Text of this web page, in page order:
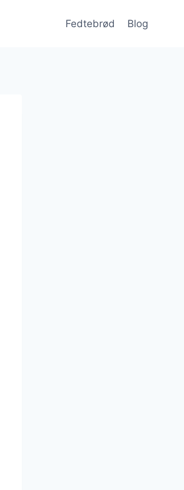
Fedtebrød Blog